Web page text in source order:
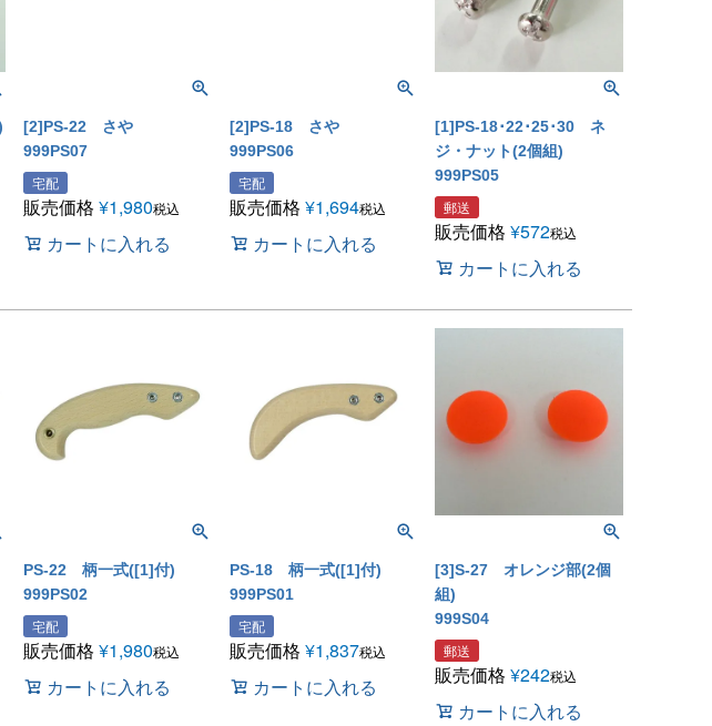
[2]PS-22 さや
999PS07
宅配
販売価格 ¥1,980税込
カートに入れる
[2]PS-18 さや
999PS06
宅配
販売価格 ¥1,694税込
カートに入れる
[1]PS-18･22･25･30 ネ
ジ・ナット(2個組)
999PS05
郵送
販売価格 ¥572税込
カートに入れる
PS-22 柄一式([1]付)
999PS02
宅配
販売価格 ¥1,980税込
カートに入れる
PS-18 柄一式([1]付)
999PS01
宅配
販売価格 ¥1,837税込
カートに入れる
[3]S-27 オレンジ部(2個
組)
999S04
郵送
販売価格 ¥242税込
カートに入れる